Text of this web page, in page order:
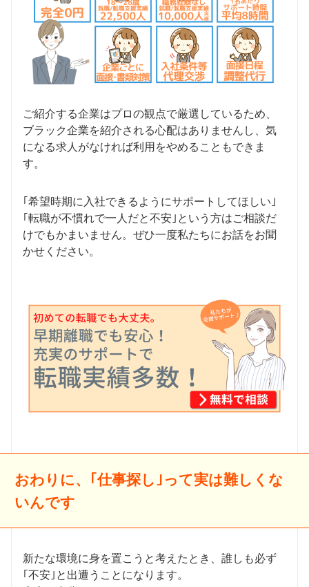
ご紹介する企業はプロの観点で厳選しているため、
ブラック企業を紹介される心配はありませんし、気
になる求人がなければ利用をやめることもできま
す。
｢希望時期に入社できるようにサポートしてほしい｣
｢転職が不慣れで一人だと不安｣という方はご相談だ
けでもかまいません。ぜひ一度私たちにお話をお聞
かせください。
おわりに、｢仕事探し｣って実は難しくな
いんです
新たな環境に身を置こうと考えたとき、誰しも必ず
｢不安｣と出遭うことになります。